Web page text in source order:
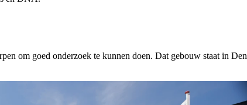
om goed onderzoek te kunnen doen. Dat gebouw staat in Den